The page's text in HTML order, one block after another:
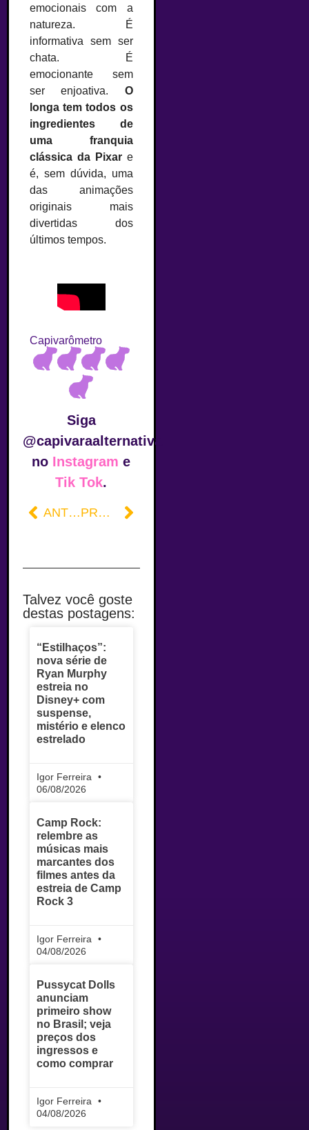
emocionais com a
natureza. É
informativa sem ser
chata. É
emocionante sem
ser enjoativa. O
longa tem todos os
ingredientes de
uma franquia
clássica da Pixare
é, sem dúvida, uma
das animações
originais mais
divertidas dos
últimos tempos.
Capivarômetro
Siga
@capivaraalternativa
no Instagram e
Tik Tok.
ANTERIOR PRÓXIMO
Talvez você goste
destas postagens:
“Estilhaços”:
nova série de
Ryan Murphy
estreia no
Disney+ com
suspense,
mistério e elenco
estrelado
Igor Ferreira
06/08/2026
Camp Rock:
relembre as
músicas mais
marcantes dos
filmes antes da
estreia de Camp
Rock 3
Igor Ferreira
04/08/2026
Pussycat Dolls
anunciam
primeiro show
no Brasil; veja
preços dos
ingressos e
como comprar
Igor Ferreira
04/08/2026